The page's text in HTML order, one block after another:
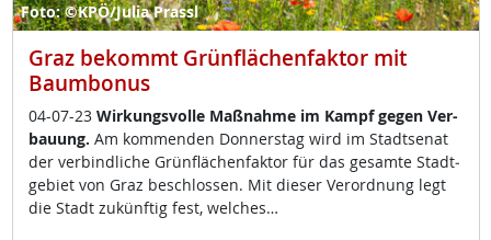
Foto: ©KPÖ/Julia Prassl
Graz bekommt Grünflächenfaktor mit
Baumbonus
04-07-23 Wir­kungs­vol­le Maß­nah­me im Kampf ge­gen Ver­
bau­ung. Am kom­men­den Don­ners­tag wird im Stadt­se­nat
der ver­bind­li­che Grün­flächen­fak­tor für das ge­sam­te Stadt­
ge­biet von Graz be­sch­los­sen. Mit die­ser Ver­ord­nung legt
die Stadt zu­künf­tig fest, wel­ches…